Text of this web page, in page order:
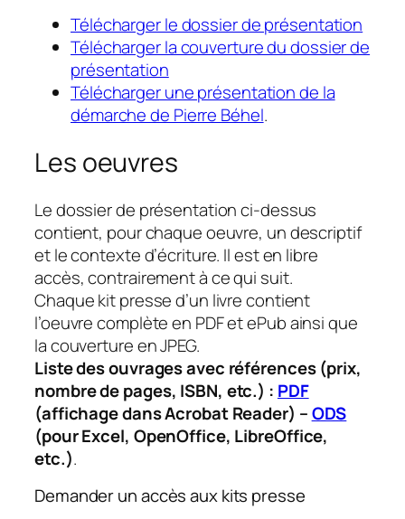
Télécharger le dossier de présentation
Télécharger la couverture du dossier de
présentation
Télécharger une présentation de la
démarche de Pierre Béhel.
Les oeuvres
Le dossier de présentation ci-dessus
contient, pour chaque oeuvre, un descriptif
et le contexte d’écriture. Il est en libre
accès, contrairement à ce qui suit.
Chaque kit presse d’un livre contient
l’oeuvre complète en PDF et ePub ainsi que
la couverture en JPEG.
Liste des ouvrages avec références (prix,
nombre de pages, ISBN, etc.) : PDF
(affichage dans Acrobat Reader) –ODS
(pour Excel, OpenOffice, LibreOffice,
etc.).
Demander un accès aux kits presse